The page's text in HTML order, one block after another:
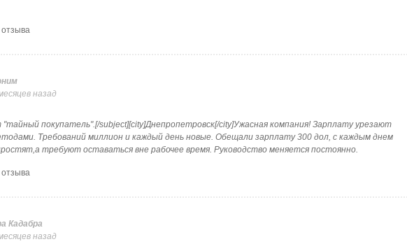
отзыва
назад
покупатель".[/subject][city]Днепропетровск[/city]Ужасная компания! Зарплату урезают
Требований миллион и каждый день новые. Обещали зарплату 300 дол, с каждым днем
требуют оставаться вне рабочее время. Руководство меняется постоянно.
отзыва
Кадабра
назад